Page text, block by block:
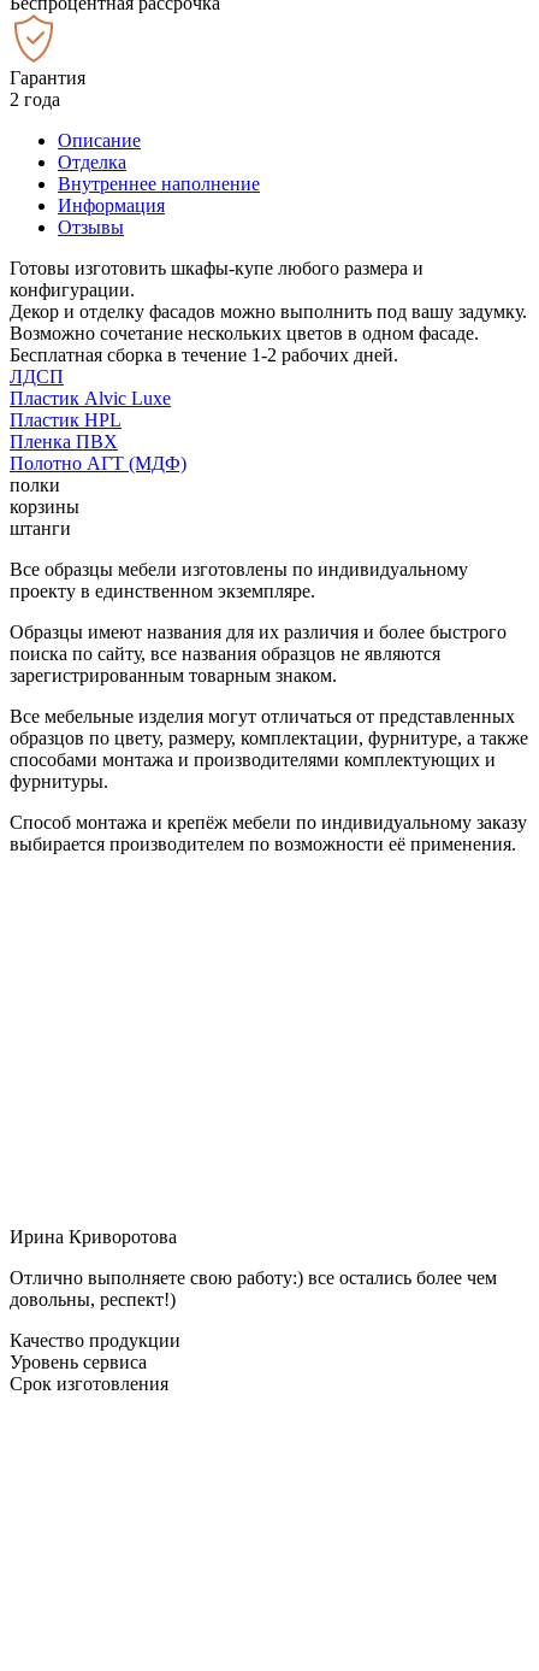
Гарантия
2 года
Описание
Отделка
Внутреннее наполнение
Информация
Отзывы
Готовы изготовить шкафы-купе любого размера и
конфигурации.
Декор и отделку фасадов можно выполнить под вашу задумку.
Возможно сочетание нескольких цветов в одном фасаде.
Бесплатная сборка в течение 1-2 рабочих дней.
ЛДСП
Пластик Alvic Luxe
Пластик HPL
Пленка ПВХ
Полотно АГТ (МДФ)
полки
корзины
штанги
Все образцы мебели изготовлены по индивидуальному
проекту в единственном экземпляре.
Образцы имеют названия для их различия и более быстрого
поиска по сайту, все названия образцов не являются
зарегистрированным товарным знаком.
Все мебельные изделия могут отличаться от представленных
образцов по цвету, размеру, комплектации, фурнитуре, а также
способами монтажа и производителями комплектующих и
фурнитуры.
Способ монтажа и крепёж мебели по индивидуальному заказу
выбирается производителем по возможности её применения.
Ирина Криворотова
Отлично выполняете свою работу:) все остались более чем
довольны, респект!)
Качество продукции
Уровень сервиса
Срок изготовления